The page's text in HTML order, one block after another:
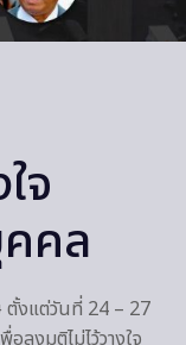
จ
คล
ตั้งแต่วันที่ 24 – 27